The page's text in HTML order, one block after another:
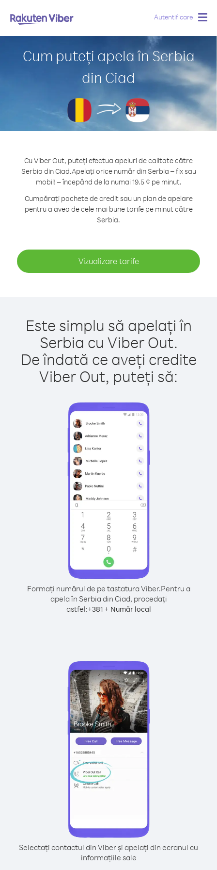
Autentificare
Cum puteți apela în Serbia
din Ciad
Cu Viber Out, puteți efectua apeluri de calitate către
Serbia din Ciad.Apelați orice număr din Serbia – fix sau
mobil! – începând de la numai 19.5 ¢ pe minut.
Cumpărați pachete de credit sau un plan de apelare
pentru a avea de cele mai bune tarife pe minut către
Serbia.
Vizualizare tarife
Este simplu să apelați în
Serbia cu Viber Out.
De îndată ce aveți credite
Viber Out, puteți să:
Formați numărul de pe tastatura Viber.Pentru a
apela în Serbia din Ciad, procedați
astfel:+381+ Număr local
Selectați contactul din Viber și apelați din ecranul cu
informațiile sale